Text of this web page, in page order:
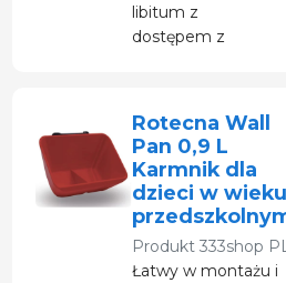
libitum z
dostępem z
materiałów
łatwych do
obróbki.
Rotecna Wall
Pan 0,9 L
Karmnik dla
dzieci w wieku
Produkt 333shop PL
Łatwy w montażu i